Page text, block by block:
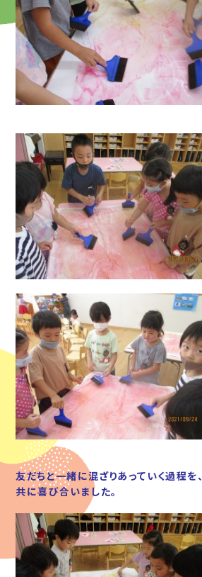
友だちと一緒に混ざりあっていく過程を、
共に喜び合いました。